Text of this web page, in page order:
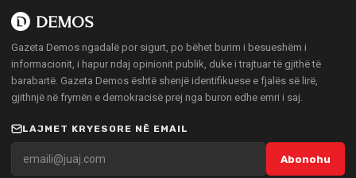
Gazeta Demos ngadalë por sigurt, po bëhet burim i besueshëm i
informacionit, i hapur ndaj opinionit publik, duke i trajtuar të gjithë të
barabartë. Gazeta Demos është shenjë identifikuese e fjalës së lirë,
gjithnjë në frymën e demokracisë prej nga buron edhe emri i saj.
LAJMET KRYESORE NË EMAIL
Abonohu